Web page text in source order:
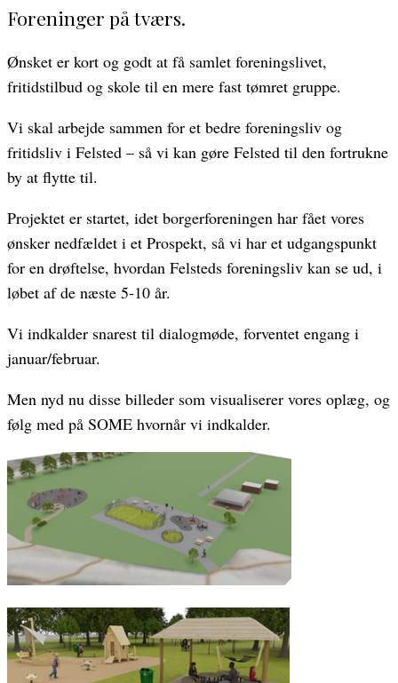
Foreninger på tværs.
Ønsket er kort og godt at få samlet foreningslivet,
fritidstilbud og skole til en mere fast tømret gruppe.
Vi skal arbejde sammen for et bedre foreningsliv og
fritidsliv i Felsted – så vi kan gøre Felsted til den fortrukne
by at flytte til.
Projektet er startet, idet borgerforeningen har fået vores
ønsker nedfældet i et Prospekt, så vi har et udgangspunkt
for en drøftelse, hvordan Felsteds foreningsliv kan se ud, i
løbet af de næste 5-10 år.
Vi indkalder snarest til dialogmøde, forventet engang i
januar/februar.
Men nyd nu disse billeder som visualiserer vores oplæg, og
følg med på SOME hvornår vi indkalder.